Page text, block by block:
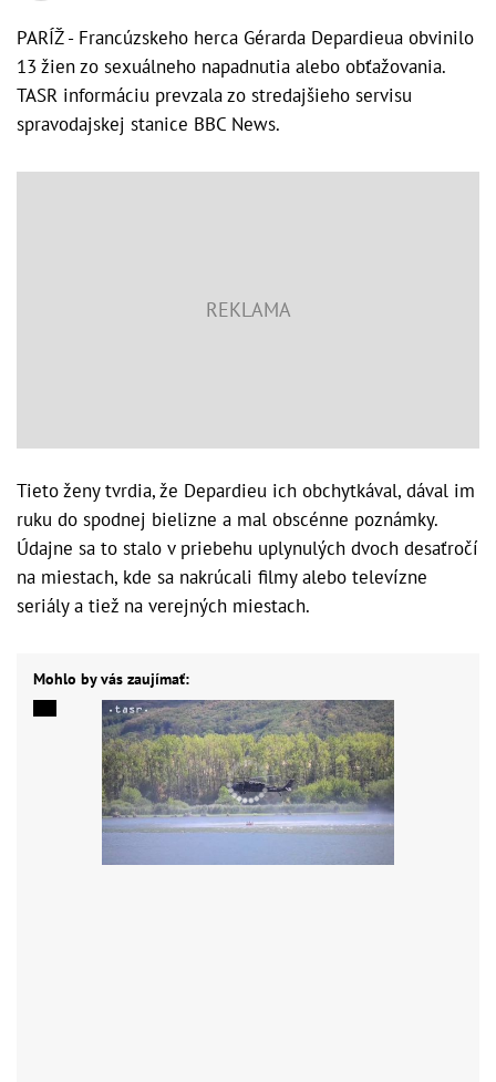
PARÍŽ - Francúzskeho herca Gérarda Depardieua obvinilo
13 žien zo sexuálneho napadnutia alebo obťažovania.
TASR informáciu prevzala zo stredajšieho servisu
spravodajskej stanice BBC News.
Tieto ženy tvrdia, že Depardieu ich obchytkával, dával im
ruku do spodnej bielizne a mal obscénne poznámky.
Údajne sa to stalo v priebehu uplynulých dvoch desaťročí
na miestach, kde sa nakrúcali filmy alebo televízne
seriály a tiež na verejných miestach.
Mohlo by vás zaujímať: